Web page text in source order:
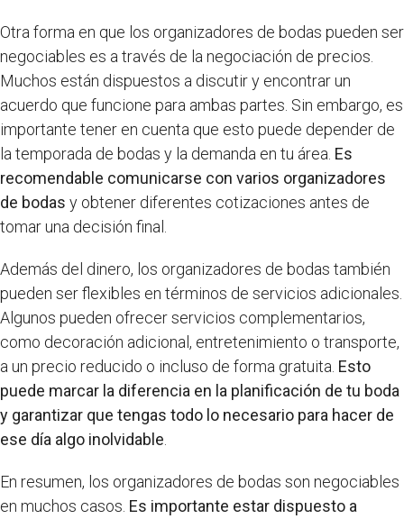
Otra forma en que los organizadores de bodas pueden ser
negociables es a través de la negociación de precios.
Muchos están dispuestos a discutir y encontrar un
acuerdo que funcione para ambas partes. Sin embargo, es
importante tener en cuenta que esto puede depender de
la temporada de bodas y la demanda en tu área. Es
recomendable comunicarse con varios organizadores
de bodas y obtener diferentes cotizaciones antes de
tomar una decisión final.
Además del dinero, los organizadores de bodas también
pueden ser flexibles en términos de servicios adicionales.
Algunos pueden ofrecer servicios complementarios,
como decoración adicional, entretenimiento o transporte,
a un precio reducido o incluso de forma gratuita. Esto
puede marcar la diferencia en la planificación de tu boda
y garantizar que tengas todo lo necesario para hacer de
ese día algo inolvidable
En resumen, los organizadores de bodas son negociables
en muchos casos. Es importante estar dispuesto a